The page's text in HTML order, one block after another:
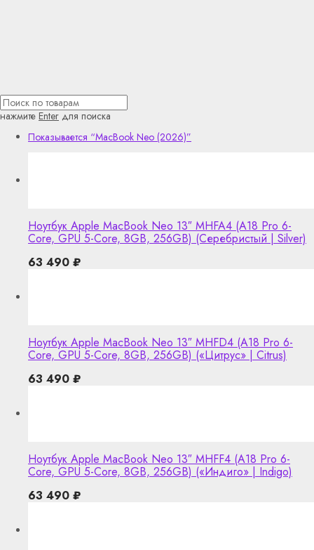
нажмите Enter для поиска
Показывается “MacBook Neo (2026)”
Ноутбук Apple MacBook Neo 13″ MHFA4 (A18 Pro 6-
Core, GPU 5-Core, 8GB, 256GB) (Серебристый | Silver)
63 490 ₽
Ноутбук Apple MacBook Neo 13″ MHFD4 (A18 Pro 6-
Core, GPU 5-Core, 8GB, 256GB) («Цитрус» | Citrus)
63 490 ₽
Ноутбук Apple MacBook Neo 13″ MHFF4 (A18 Pro 6-
Core, GPU 5-Core, 8GB, 256GB) («Индиго» | Indigo)
63 490 ₽